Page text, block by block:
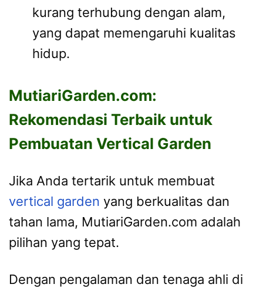
kurang terhubung dengan alam,
yang dapat memengaruhi kualitas
hidup.
MutiariGarden.com:
Rekomendasi Terbaik untuk
Pembuatan Vertical Garden
Jika Anda tertarik untuk membuat
vertical garden yang berkualitas dan
tahan lama, MutiariGarden.com adalah
pilihan yang tepat.
Dengan pengalaman dan tenaga ahli di